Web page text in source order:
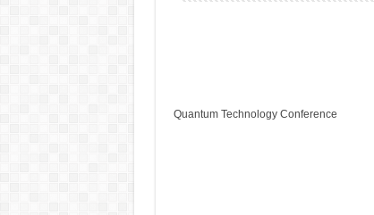
Quantum Technology Conference